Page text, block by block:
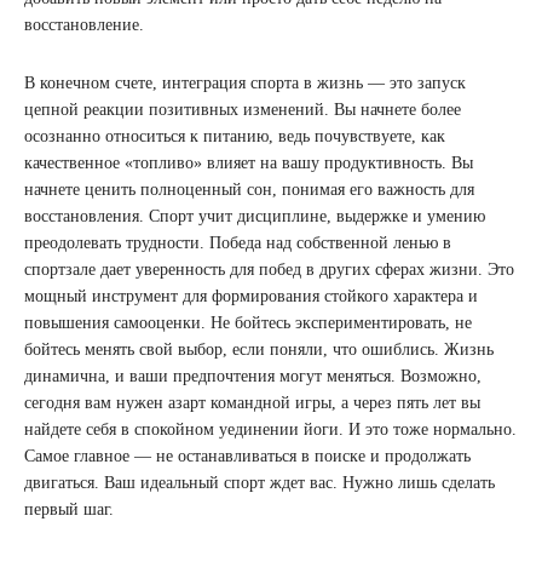
восстановление.
В конечном счете, интеграция спорта в жизнь — это запуск
цепной реакции позитивных изменений. Вы начнете более
осознанно относиться к питанию, ведь почувствуете, как
качественное «топливо» влияет на вашу продуктивность. Вы
начнете ценить полноценный сон, понимая его важность для
восстановления. Спорт учит дисциплине, выдержке и умению
преодолевать трудности. Победа над собственной ленью в
спортзале дает уверенность для побед в других сферах жизни. Это
мощный инструмент для формирования стойкого характера и
повышения самооценки. Не бойтесь экспериментировать, не
бойтесь менять свой выбор, если поняли, что ошиблись. Жизнь
динамична, и ваши предпочтения могут меняться. Возможно,
сегодня вам нужен азарт командной игры, а через пять лет вы
найдете себя в спокойном уединении йоги. И это тоже нормально.
Самое главное — не останавливаться в поиске и продолжать
двигаться. Ваш идеальный спорт ждет вас. Нужно лишь сделать
первый шаг.